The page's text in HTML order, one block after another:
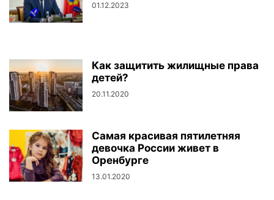
01.12.2023
Как защитить жилищные права
детей?
20.11.2020
Самая красивая пятилетняя
девочка России живет в
Оренбурге
13.01.2020